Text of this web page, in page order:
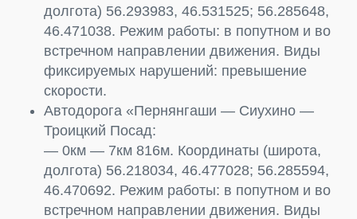
долгота) 56.293983, 46.531525; 56.285648,
46.471038. Режим работы: в попутном и во
встречном направлении движения. Виды
фиксируемых нарушений: превышение
скорости.
Автодорога «Пернянгаши — Сиухино —
Троицкий Посад:
— 0км — 7км 816м. Координаты (широта,
долгота) 56.218034, 46.477028; 56.285594,
46.470692. Режим работы: в попутном и во
встречном направлении движения. Виды